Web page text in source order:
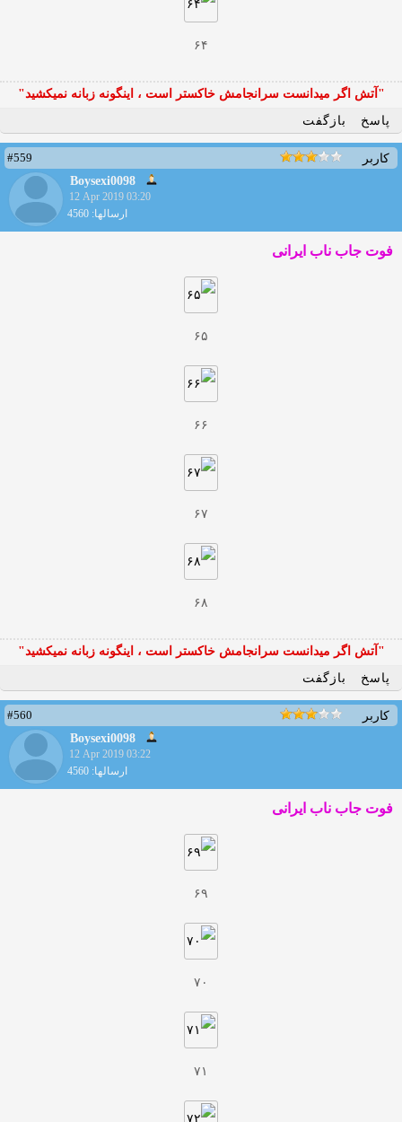
۶۴
"آتش اگر ميدانست سرانجامش خاكستر است ، اينگونه زبانه نميكشيد"
پاسخ
بازگفت
کاربر
#559
Boysexi0098
12 Apr 2019 03:20
ارسالها: 4560
فوت جاب ناب ایرانی
۶۵
۶۶
۶۷
۶۸
"آتش اگر ميدانست سرانجامش خاكستر است ، اينگونه زبانه نميكشيد"
پاسخ
بازگفت
کاربر
#560
Boysexi0098
12 Apr 2019 03:22
ارسالها: 4560
فوت جاب ناب ایرانی
۶۹
۷۰
۷۱